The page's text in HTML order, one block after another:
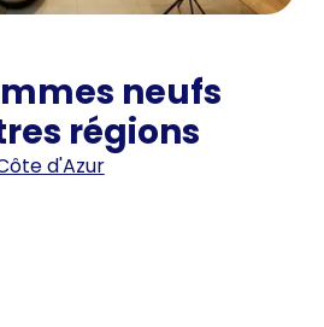
neufs
régions
d'Azur